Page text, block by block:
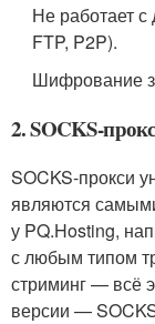
Не работает
FTP, P2P).
Шифрование
2. SOCKS-
SOCKS‑прокси
являются
у PQ.Hosting,
с любым типом
стриминг — всё
версии —